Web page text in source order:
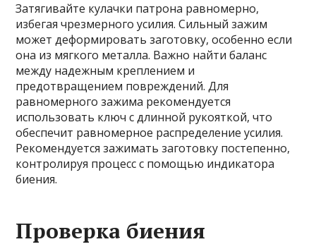
Затягивайте кулачки патрона равномерно,
избегая чрезмерного усилия. Сильный зажим
может деформировать заготовку, особенно если
она из мягкого металла. Важно найти баланс
между надежным креплением и
предотвращением повреждений. Для
равномерного зажима рекомендуется
использовать ключ с длинной рукояткой, что
обеспечит равномерное распределение усилия.
Рекомендуется зажимать заготовку постепенно,
контролируя процесс с помощью индикатора
биения.
Проверка биения